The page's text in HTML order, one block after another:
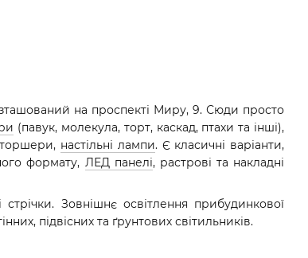
на проспекті Миру, 9. Сюди просто
(павук, молекула, торт, каскад, птахи та інші),
настільні лампи. Є класичні варіанти,
формату, ЛЕД панелі, растрові та накладні
стрічки. Зовнішнє освітлення прибудинкової
підвісних та ґрунтових світильників.